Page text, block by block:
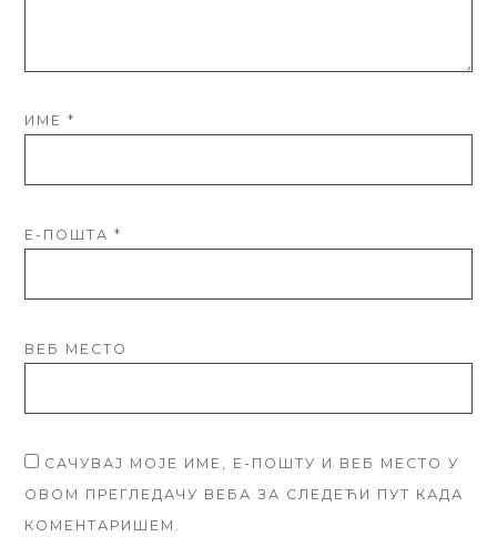
ИМЕ*
Е-ПОШТА*
ВЕБ МЕСТО
САЧУВАЈ МОЈЕ ИМЕ, Е-ПОШТУ И ВЕБ МЕСТО У
ОВОМ ПРЕГЛЕДАЧУ ВЕБА ЗА СЛЕДЕЋИ ПУТ КАДА
КОМЕНТАРИШЕМ.